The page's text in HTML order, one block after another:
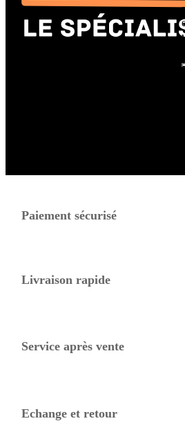
Paiement sécurisé
Livraison rapide
Service après vente
Echange et retour